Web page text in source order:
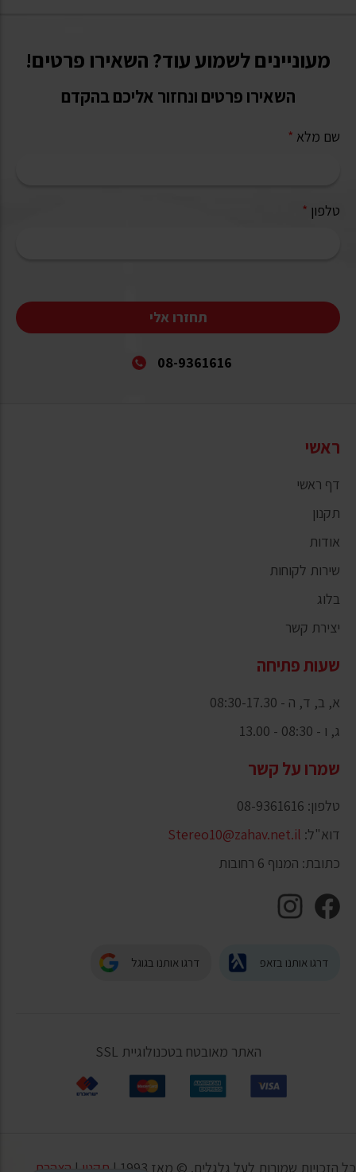
מעוניינים לשמוע עוד? השאירו פרטים!
השאירו פרטים ונחזור אליכם בהקדם
שם מלא *
טלפון *
תחזרו אלי
08-9361616
ראשי
דף ראשי
תקנון
אודות
שירות לקוחות
בלוג
יצירת קשר
שעות פתיחה
א, ב, ד, ה - 08:30-17.30
ג, ו - 08:30 - 13.00
שמרו על קשר
טלפון: 08-9361616
דוא"ל: Stereo10@zahav.net.il
כתובת: המנוף 6 רחובות
דרגו אותנו בזאפ דרגו אותנו בגוגל
האתר מאובטח בטכנולוגיית SSL
כל הזכויות שמורות לעל גלגלים. © מאז 1993 | תקנון | הצהרת